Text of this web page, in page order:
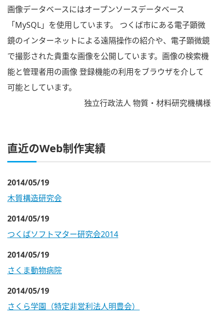
画像データベースにはオープンソースデータベース
「MySQL」を使用しています。 つくば市にある電子顕微
鏡のインターネットによる遠隔操作の紹介や、電子顕微鏡
で撮影された貴重な画像を公開しています。画像の検索機
能と管理者用の画像 登録機能の利用をブラウザを介して
可能としています。
独立行政法人 物質・材料研究機構様
直近のWeb制作実績
2014/05/19
木質構造研究会
2014/05/19
つくばソフトマター研究会2014
2014/05/19
さくま動物病院
2014/05/19
さくら学園（特定非営利法人明豊会）